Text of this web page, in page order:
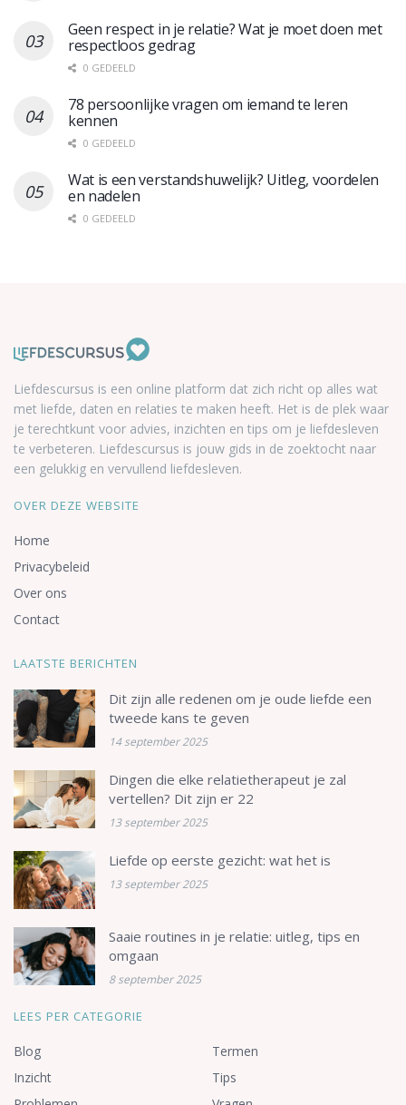
Geen respect in je relatie? Wat je moet doen met
respectloos gedrag
0 GEDEELD
78 persoonlijke vragen om iemand te leren
kennen
0 GEDEELD
Wat is een verstandshuwelijk? Uitleg, voordelen
en nadelen
0 GEDEELD
Liefdescursus is een online platform dat zich richt op alles wat
met liefde, daten en relaties te maken heeft. Het is de plek waar
je terechtkunt voor advies, inzichten en tips om je liefdesleven
te verbeteren. Liefdescursus is jouw gids in de zoektocht naar
een gelukkig en vervullend liefdesleven.
OVER DEZE WEBSITE
Home
Privacybeleid
Over ons
Contact
LAATSTE BERICHTEN
Dit zijn alle redenen om je oude liefde een
tweede kans te geven
14 september 2025
Dingen die elke relatietherapeut je zal
vertellen? Dit zijn er 22
13 september 2025
Liefde op eerste gezicht: wat het is
13 september 2025
Saaie routines in je relatie: uitleg, tips en
omgaan
8 september 2025
LEES PER CATEGORIE
Blog
Inzicht
Termen
Tips